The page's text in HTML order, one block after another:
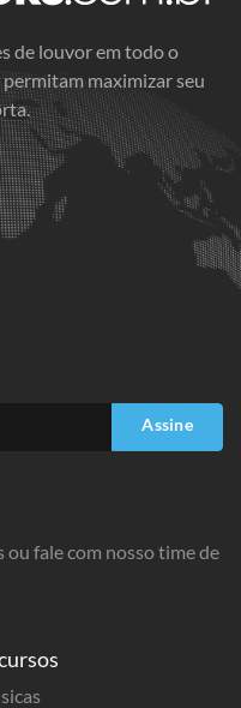
de louvor em todo o
maximizar seu
Assine
ou fale com nosso time de